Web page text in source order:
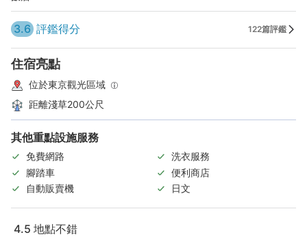
3.6 評鑑得分 122篇評鑑
住宿亮點
位於東京觀光區域
距離淺草200公尺
其他重點設施服務
免費網路
洗衣服務
腳踏車
便利商店
自動販賣機
日文
4.5 地點不錯